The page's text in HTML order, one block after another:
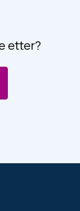
etter?